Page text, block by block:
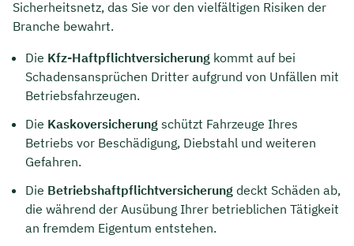
Sicherheitsnetz, das Sie vor den vielfältigen Risiken der
Branche bewahrt.
Die Kfz-Haftpflichtversicherung kommt auf bei
Schadensansprüchen Dritter aufgrund von Unfällen mit
Betriebsfahrzeugen.
Die Kaskoversicherung schützt Fahrzeuge Ihres
Betriebs vor Beschädigung, Diebstahl und weiteren
Gefahren.
Die Betriebshaftpflichtversicherung deckt Schäden ab,
die während der Ausübung Ihrer betrieblichen Tätigkeit
an fremdem Eigentum entstehen.